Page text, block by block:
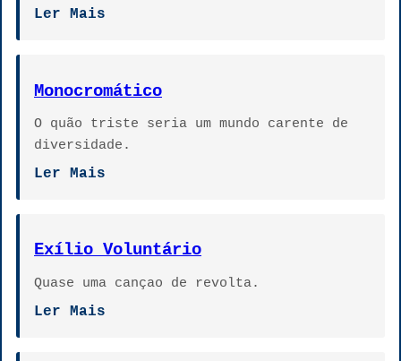
Ler Mais
Monocromático
O quão triste seria um mundo carente de
diversidade.
Ler Mais
Exílio Voluntário
Quase uma cançao de revolta.
Ler Mais